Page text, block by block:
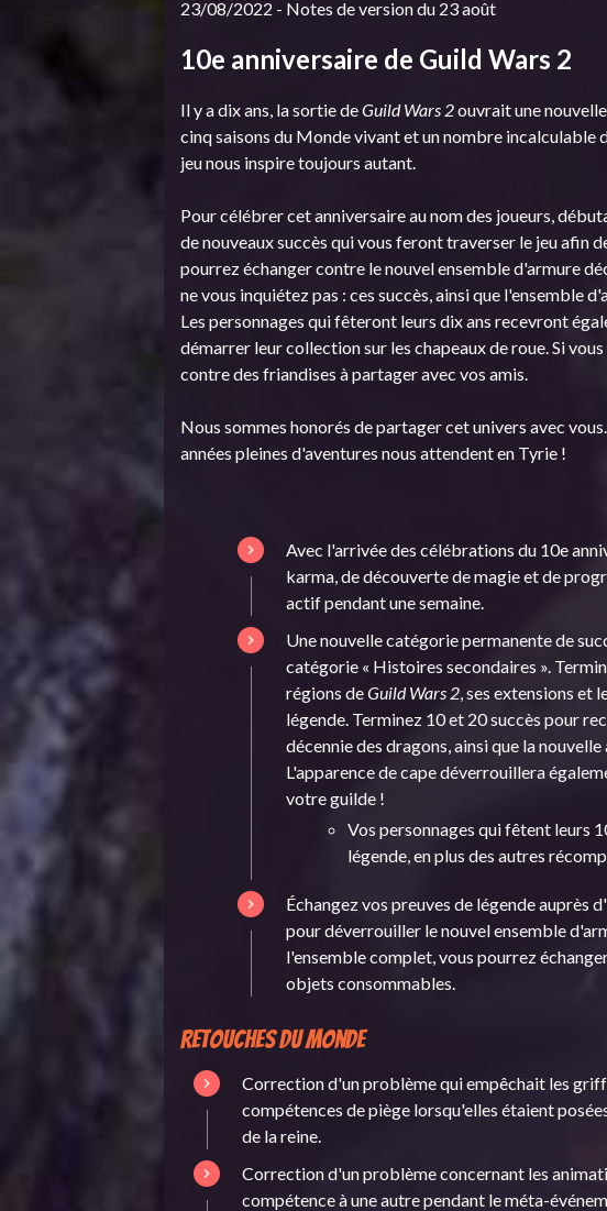
23/08/2022 - Notes de version du 23 août
10e anniversaire de Guild Wars 2
Il y a dix ans, la sortie deGuild Wars 2ouvrait une
cinq saisons du Monde vivant et un nombre incalculable
jeu nous inspire toujours autant.
Pour célébrer cet anniversaire au nom des joueurs,
de nouveaux succès qui vous feront traverser le jeu afin
pourrez échanger contre le nouvel ensemble d'armure
ne vous inquiétez pas : ces succès, ainsi que l'ensemble
Les personnages qui fêteront leurs dix ans recevront
démarrer leur collection sur les chapeaux de roue. Si
contre des friandises à partager avec vos amis.
Nous sommes honorés de partager cet univers avec
années pleines d'aventures nous attendent en Tyrie !
Avec l'arrivée des célébrations du 10e
karma, de découverte de magie et de
actif pendant une semaine.
Une nouvelle catégorie permanente de
catégorie « Histoires secondaires ».
régions deGuild Wars 2 , ses extensions
légende . Terminez 10 et 20 succès pour
décennie des dragons, ainsi que la
L'apparence de cape déverrouillera
votre guilde !
Vos personnages qui fêtent leurs
légende, en plus des autres
Échangez vos preuves de légende auprès
pour déverrouiller le nouvel ensemble
l'ensemble complet, vous pourrez
objets consommables.
Retouches du monde
Correction d'un problème qui empêchait les
compétences de piège lorsqu'elles étaient
de la reine.
Correction d'un problème concernant les
compétence à une autre pendant le méta-